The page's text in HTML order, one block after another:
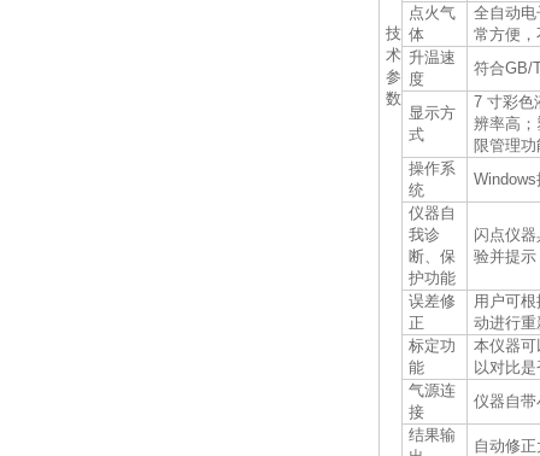
技
术
参
数
点火气
体
全自动
常方便
升温速
度
符合GB/
显示方
式
7 寸彩色
辨率高
限管理
操作系
统
仪器自
我诊
断、保
护功能
闪点仪
验并提
误差修
正
用户可
动进行
标定功
能
本仪器
以对比
气源连
接
仪器自
结果输
自动修